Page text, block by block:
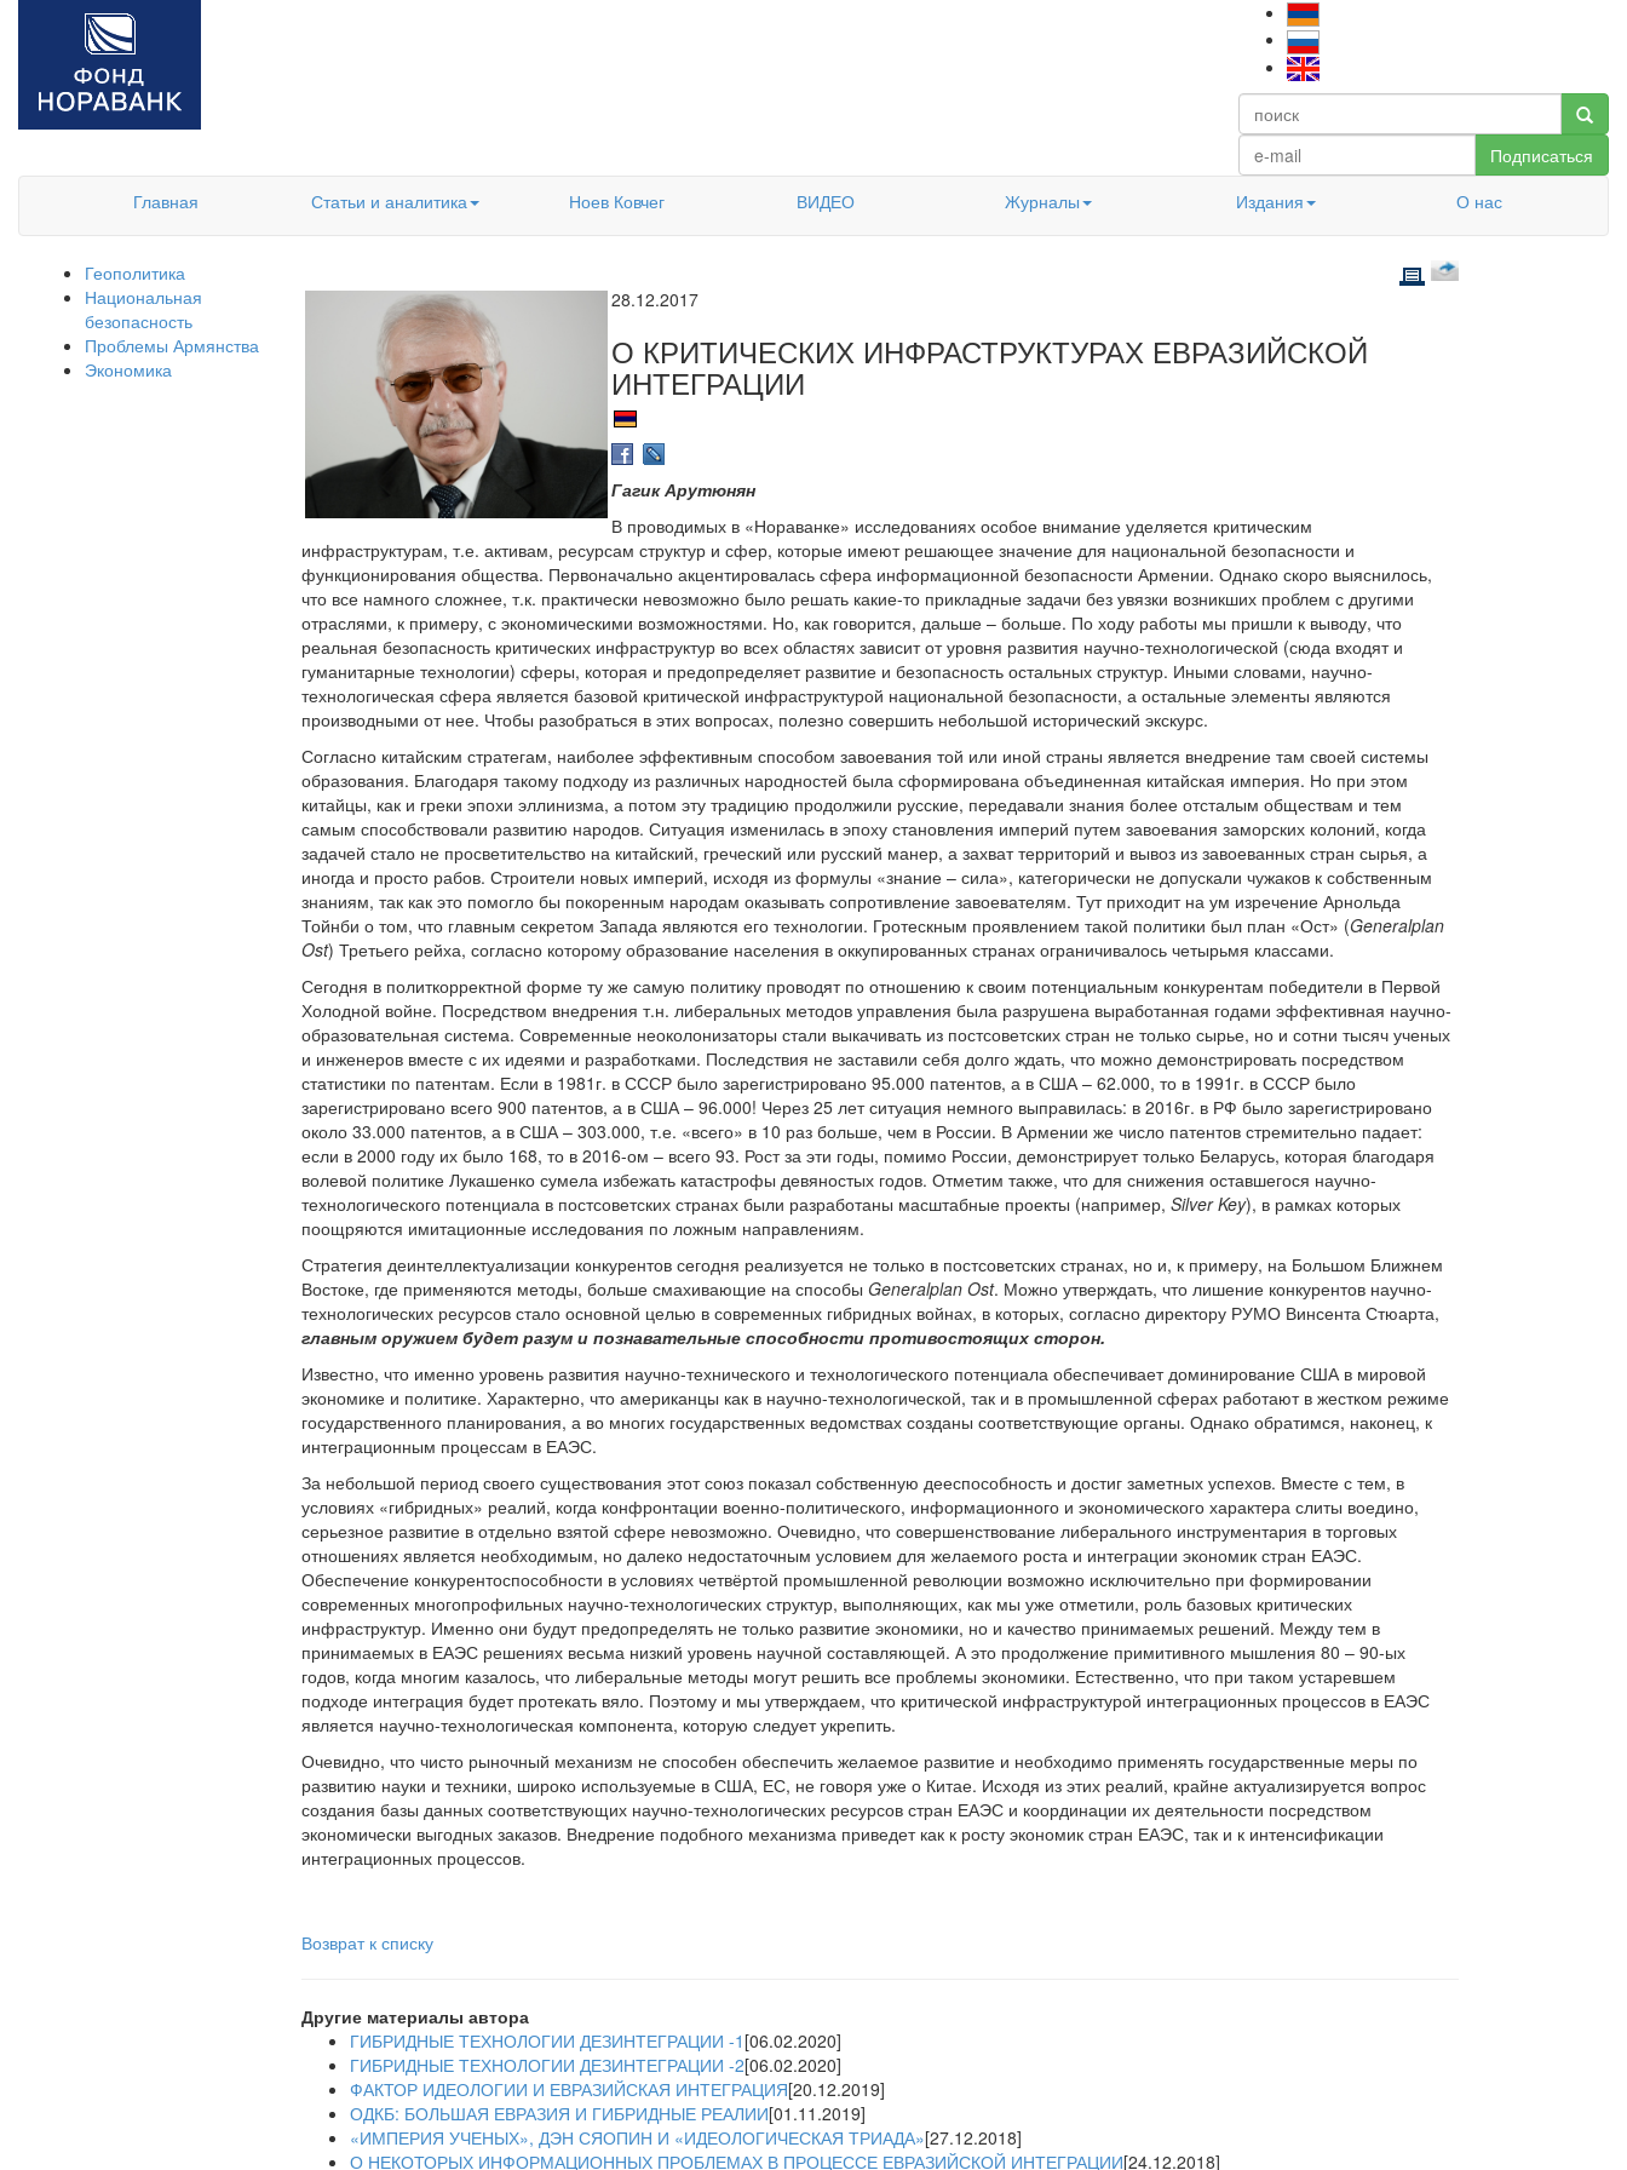
Подписаться
Главная
Статьи и аналитика Ноев Ковчег ВИДЕО Журналы Издания О нас
Геополитика
Национальная
безопасность
Проблемы Армянства
Экономика
28.12.2017
О КРИТИЧЕСКИХ ИНФРАСТРУКТУРАХ ЕВРАЗИЙСКОЙ
ИНТЕГРАЦИИ
Гагик Арутюнян
В проводимых в «Нораванке» исследованиях особое внимание уделяется критическим
инфраструктурам, т.е. активам, ресурсам структур и сфер, которые имеют решающее значение для национальной безопасности и
функционирования общества. Первоначально акцентировалась сфера информационной безопасности Армении. Однако скоро выяснилось,
что все намного сложнее, т.к. практически невозможно было решать какие-то прикладные задачи без увязки возникших проблем с другими
отраслями, к примеру, с экономическими возможностями. Но, как говорится, дальше – больше. По ходу работы мы пришли к выводу, что
реальная безопасность критических инфраструктур во всех областях зависит от уровня развития научно-технологической (сюда входят и
гуманитарные технологии) сферы, которая и предопределяет развитие и безопасность остальных структур. Иными словами, научно-
технологическая сфера является базовой критической инфраструктурой национальной безопасности, а остальные элементы являются
производными от нее. Чтобы разобраться в этих вопросах, полезно совершить небольшой исторический экскурс.
Согласно китайским стратегам, наиболее эффективным способом завоевания той или иной страны является внедрение там своей системы
образования. Благодаря такому подходу из различных народностей была сформирована объединенная китайская империя. Но при этом
китайцы, как и греки эпохи эллинизма, а потом эту традицию продолжили русские, передавали знания более отсталым обществам и тем
самым способствовали развитию народов. Ситуация изменилась в эпоху становления империй путем завоевания заморских колоний, когда
задачей стало не просветительство на китайский, греческий или русский манер, а захват территорий и вывоз из завоеванных стран сырья, а
иногда и просто рабов. Строители новых империй, исходя из формулы «знание – сила», категорически не допускали чужаков к собственным
знаниям, так как это помогло бы покоренным народам оказывать сопротивление завоевателям. Тут приходит на ум изречение Арнольда
Тойнби о том, что главным секретом Запада являются его технологии. Гротескным проявлением такой политики был план «Ост» (Generalplan
Ost) Третьего рейха, согласно которому образование населения в оккупированных странах ограничивалось четырьмя классами.
Сегодня в политкорректной форме ту же самую политику проводят по отношению к своим потенциальным конкурентам победители в Первой
Холодной войне. Посредством внедрения т.н. либеральных методов управления была разрушена выработанная годами эффективная научно-
образовательная система. Современные неоколонизаторы стали выкачивать из постсоветских стран не только сырье, но и сотни тысяч ученых
и инженеров вместе с их идеями и разработками. Последствия не заставили себя долго ждать, что можно демонстрировать посредством
статистики по патентам. Если в 1981г. в СССР было зарегистрировано 95.000 патентов, а в США – 62.000, то в 1991г. в СССР было
зарегистрировано всего 900 патентов, а в США – 96.000! Через 25 лет ситуация немного выправилась: в 2016г. в РФ было зарегистрировано
около 33.000 патентов, а в США – 303.000, т.е. «всего» в 10 раз больше, чем в России. В Армении же число патентов стремительно падает:
если в 2000 году их было 168, то в 2016-ом – всего 93. Рост за эти годы, помимо России, демонстрирует только Беларусь, которая благодаря
волевой политике Лукашенко сумела избежать катастрофы девяностых годов. Отметим также, что для снижения оставшегося научно-
технологического потенциала в постсоветских странах были разработаны масштабные проекты (например, Silver Key), в рамках которых
поощряются имитационные исследования по ложным направлениям.
Стратегия деинтеллектуализации конкурентов сегодня реализуется не только в постсоветских странах, но и, к примеру, на Большом Ближнем
Востоке, где применяются методы, больше смахивающие на способы Generalplan Ost. Можно утверждать, что лишение конкурентов научно-
технологических ресурсов стало основной целью в современных гибридных войнах, в которых, согласно директору РУМО Винсента Стюарта,
главным оружием будет разум и познавательные способности противостоящих сторон.
Известно, что именно уровень развития научно-технического и технологического потенциала обеспечивает доминирование США в мировой
экономике и политике. Характерно, что американцы как в научно-технологической, так и в промышленной сферах работают в жестком режиме
государственного планирования, а во многих государственных ведомствах созданы соответствующие органы. Однако обратимся, наконец, к
интеграционным процессам в ЕАЭС.
За небольшой период своего существования этот союз показал собственную дееспособность и достиг заметных успехов. Вместе с тем, в
условиях «гибридных» реалий, когда конфронтации военно-политического, информационного и экономического характера слиты воедино,
серьезное развитие в отдельно взятой сфере невозможно. Очевидно, что совершенствование либерального инструментария в торговых
отношениях является необходимым, но далеко недостаточным условием для желаемого роста и интеграции экономик стран ЕАЭС.
Обеспечение конкурентоспособности в условиях четвёртой промышленной революции возможно исключительно при формировании
современных многопрофильных научно-технологических структур, выполняющих, как мы уже отметили, роль базовых критических
инфраструктур. Именно они будут предопределять не только развитие экономики, но и качество принимаемых решений. Между тем в
принимаемых в ЕАЭС решениях весьма низкий уровень научной составляющей. А это продолжение примитивного мышления 80 – 90-ых
годов, когда многим казалось, что либеральные методы могут решить все проблемы экономики. Естественно, что при таком устаревшем
подходе интеграция будет протекать вяло. Поэтому и мы утверждаем, что критической инфраструктурой интеграционных процессов в ЕАЭС
является научно-технологическая компонента, которую следует укрепить.
Очевидно, что чисто рыночный механизм не способен обеспечить желаемое развитие и необходимо применять государственные меры по
развитию науки и техники, широко используемые в США, ЕС, не говоря уже о Китае. Исходя из этих реалий, крайне актуализируется вопрос
создания базы данных соответствующих научно-технологических ресурсов стран ЕАЭС и координации их деятельности посредством
экономически выгодных заказов. Внедрение подобного механизма приведет как к росту экономик стран ЕАЭС, так и к интенсификации
интеграционных процессов.
Возврат к списку
Другие материалы автора
ГИБРИДНЫЕ ТЕХНОЛОГИИ ДЕЗИНТЕГРАЦИИ -1 [06.02.2020]
ГИБРИДНЫЕ ТЕХНОЛОГИИ ДЕЗИНТЕГРАЦИИ -2[06.02.2020]
ФАКТОР ИДЕОЛОГИИ И ЕВРАЗИЙСКАЯ ИНТЕГРАЦИЯ[20.12.2019]
ОДКБ: БОЛЬШАЯ ЕВРАЗИЯ И ГИБРИДНЫЕ РЕАЛИИ[01.11.2019]
«ИМПЕРИЯ УЧЕНЫХ», ДЭН СЯОПИН И «ИДЕОЛОГИЧЕСКАЯ ТРИАДА»[27.12.2018]
О НЕКОТОРЫХ ИНФОРМАЦИОННЫХ ПРОБЛЕМАХ В ПРОЦЕССЕ ЕВРАЗИЙСКОЙ ИНТЕГРАЦИИ[24.12.2018]